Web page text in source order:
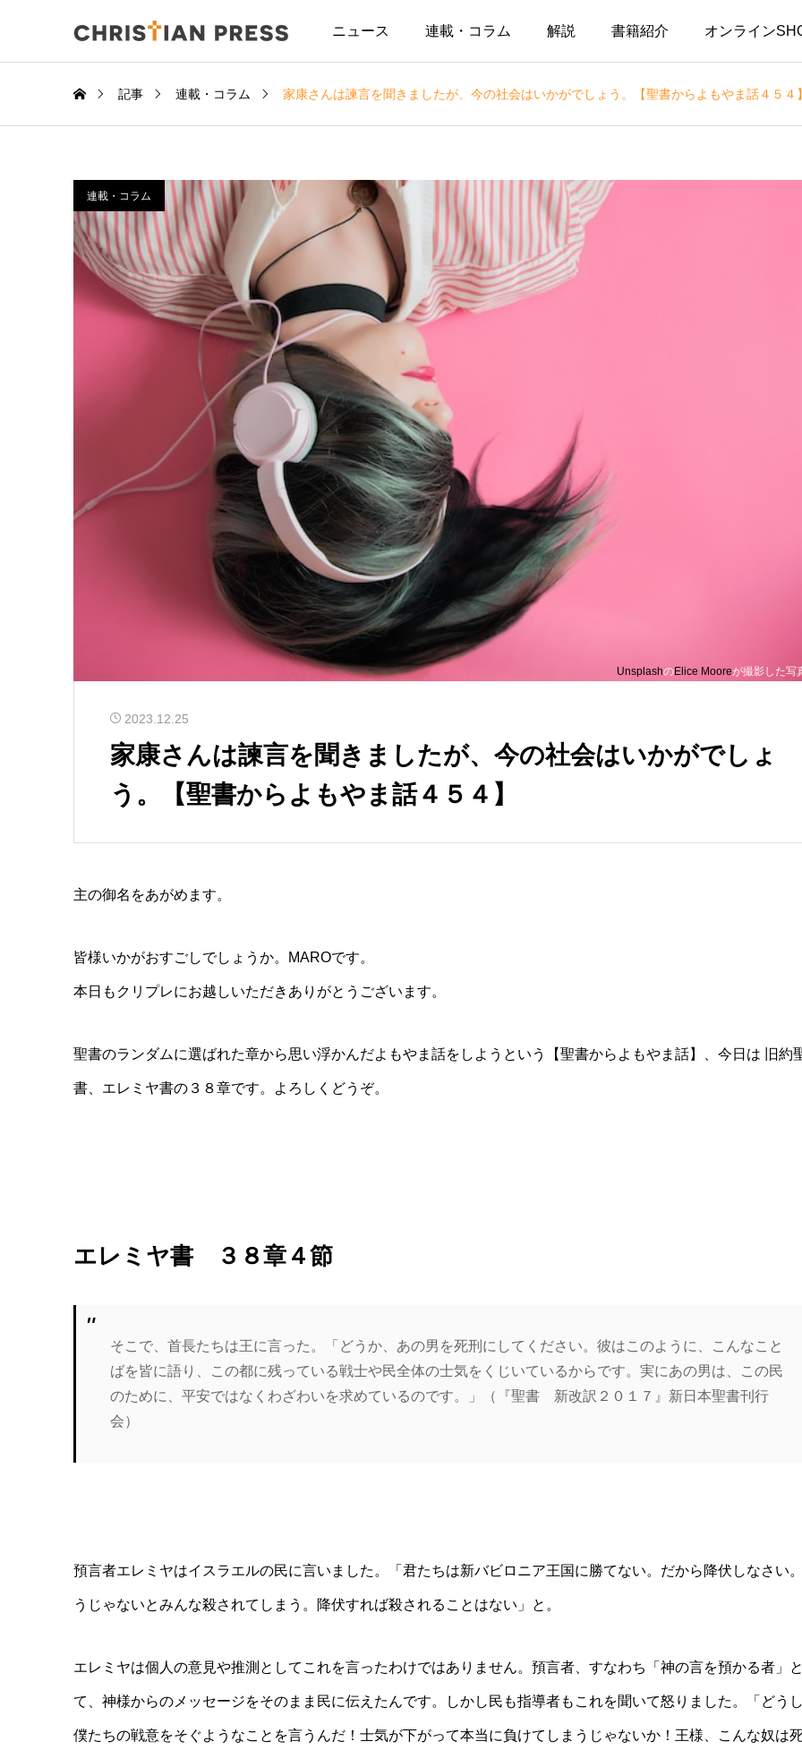
ニュース 連載・コラム 解説 書籍紹介 オンライン
記事 連載・コラム 家康さんは諫言を聞きましたが、今の社会はいかがでしょう。【聖書からよもやま話４５４】
UnsplashのElice Mooreが撮影した写
連載・コラム
2023.12.25
家康さんは諫言を聞きましたが、今の社会はいかがでしょ
う。【聖書からよもやま話４５４】
主の御名をあがめます。
皆様いかがおすごしでしょうか。MAROです。
本日もクリプレにお越しいただきありがとうございます。
聖書のランダムに選ばれた章から思い浮かんだよもやま話をしようという【聖書からよもやま話】、今日は 旧約
書、エレミヤ書の３８章です。よろしくどうぞ。
エレミヤ書 ３８章４節
そこで、首長たちは王に言った。「どうか、あの男を死刑にしてください。彼はこのように、こんなこと
ばを皆に語り、この都に残っている戦士や民全体の士気をくじいているからです。実にあの男は、この民
のために、平安ではなくわざわいを求めているのです。」（『聖書 新改訳２０１７』新日本聖書刊行
会）
預言者エレミヤはイスラエルの民に言いました。「君たちは新バビロニア王国に勝てない。だから降伏しなさい
うじゃないとみんな殺されてしまう。降伏すれば殺されることはない」と。
エレミヤは個人の意見や推測としてこれを言ったわけではありません。預言者、すなわち「神の言を預かる者」
て、神様からのメッセージをそのまま民に伝えたんです。しかし民も指導者もこれを聞いて怒りました。「どう
僕たちの戦意をそぐようなことを言うんだ！士気が下がって本当に負けてしまうじゃないか！王様、こんな奴は